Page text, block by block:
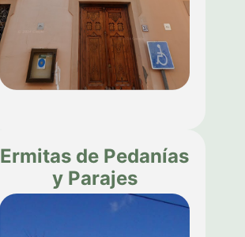
Ermitas de Pedanías
y Parajes